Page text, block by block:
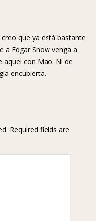
que ya está bastante
a Edgar Snow venga a
aquel con Mao. Ni de
encubierta.
Required fields are